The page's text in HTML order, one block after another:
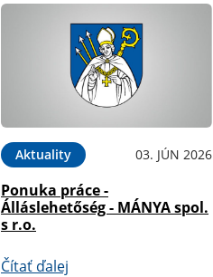
Aktuality 03. JÚN 2026
Ponuka práce -
Álláslehetőség - MÁNYA spol.
s r.o.
Čítať ďalej